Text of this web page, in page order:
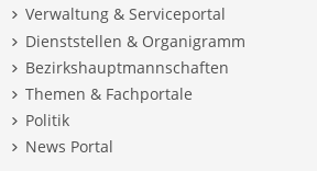
Verwaltung & Serviceportal
Dienststellen & Organigramm
Bezirkshauptmannschaften
Themen & Fachportale
Politik
News Portal